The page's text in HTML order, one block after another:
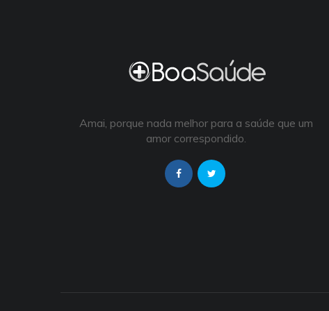
Amai, porque nada melhor para a saúde que um
amor correspondido.